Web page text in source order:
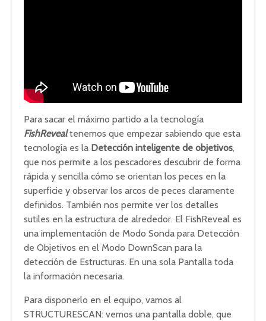
Para sacar el máximo partido a la tecnología
FishReveal tenemos que empezar sabiendo que esta
tecnología es la Detección inteligente de objetivos,
que nos permite a los pescadores descubrir de forma
rápida y sencilla cómo se orientan los peces en la
superficie y observar los arcos de peces claramente
definidos. También nos permite ver los detalles
sutiles en la estructura de alrededor. El FishReveal es
una implementación de Modo Sonda para Detección
de Objetivos en el Modo DownScan para la
detección de Estructuras. En una sola Pantalla toda
la información necesaria.
Para disponerlo en el equipo, vamos al
STRUCTURESCAN: vemos una pantalla doble, que